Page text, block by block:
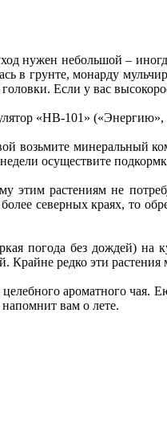
нужен небольшой –
в грунте, монарду
Если у вас
«НВ-101»
возьмите минеральный
осуществите
этим растениям не
северных краях, то
погода без дождей) на
редко эти
ароматного чая.
вам о лете.